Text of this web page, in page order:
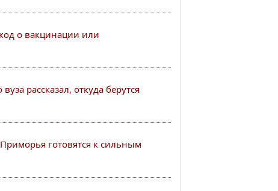
о вакцинации или
рассказал, откуда берутся
готовятся к сильным